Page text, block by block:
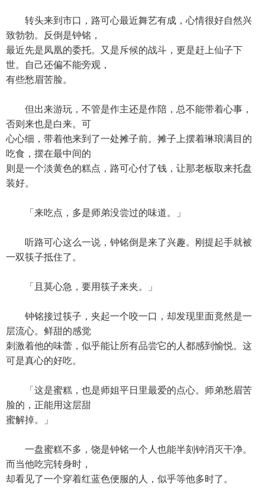
转头来到市口，路可心最近舞艺有成，心情很好自然兴
致勃勃。反倒是钟铭，
最近先是凤凰的委托。又是斥候的战斗，更是赶上仙子下
世。自己还偏不能旁观，
有些愁眉苦脸。
但出来游玩，不管是作主还是作陪，总不能带着心事，
否则来也是白来。可
心心细，带着他来到了一处摊子前。摊子上摆着琳琅满目的
吃食，摆在最中间的
则是一个淡黄色的糕点，路可心付了钱，让那老板取来托盘
装好。
「来吃点，多是师弟没尝过的味道。」
听路可心这么一说，钟铭倒是来了兴趣。刚提起手就被
一双筷子抵住了。
「且莫心急，要用筷子来夹。」
钟铭接过筷子，夹起一个咬一口，却发现里面竟然是一
层流心。鲜甜的感觉
刺激着他的味蕾，似乎能让所有品尝它的人都感到愉悦。这
可是真心的好吃。
「这是蜜糕，也是师姐平日里最爱的点心。师弟愁眉苦
脸的，正能用这层甜
蜜解掉。」
一盘蜜糕不多，饶是钟铭一个人也能半刻钟消灭干净。
而当他吃完转身时，
却看见了一个穿着红蓝色便服的人，似乎等他多时了。